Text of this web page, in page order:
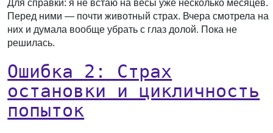
Для справки: я не встаю на весы уже несколько месяцев.
Перед ними — почти животный страх. Вчера смотрела на
них и думала вообще убрать с глаз долой. Пока не
решилась.
Ошибка 2: Страх
остановки и цикличность
попыток